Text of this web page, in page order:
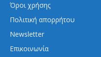
Όροι χρήσης
Πολιτική απορρήτου
Newsletter
Επικοινωνία